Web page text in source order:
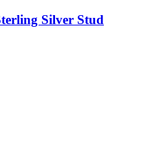
Silver Stud